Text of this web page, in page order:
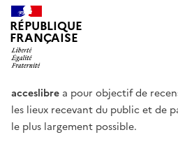
RÉPUBLIQUE
FRANÇAISE
acceslibre a pour objectif de
les lieux recevant du public et de
le plus largement possible.